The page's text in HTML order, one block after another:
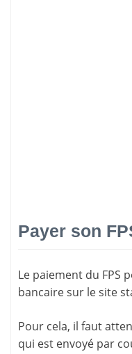
Payer son
Le paiement du FPS
bancaire sur le site
Pour cela, il faut
qui est envoyé par